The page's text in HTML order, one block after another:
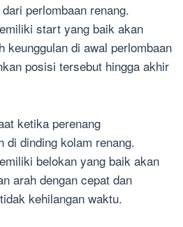
perlombaan renang.
start yang baik akan
keunggulan di awal perlombaan
posisi tersebut hingga akhir
ketika perenang
di dinding kolam renang.
belokan yang baik akan
arah dengan cepat dan
kehilangan waktu.